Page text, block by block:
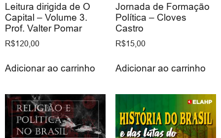
Leitura dirigida de O
Capital – Volume 3.
Prof. Valter Pomar
R$120,00
Adicionar ao carrinho
Jornada de Formação
Política – Cloves
Castro
R$15,00
Adicionar ao carrinho